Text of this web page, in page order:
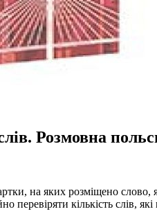
Розмовна
на яких розміщено
перевіряти кількість слів,